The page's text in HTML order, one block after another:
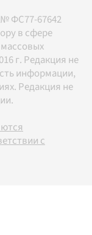
ФС77-67642
в сфере
г. Редакция не
информации,
Редакция не
с